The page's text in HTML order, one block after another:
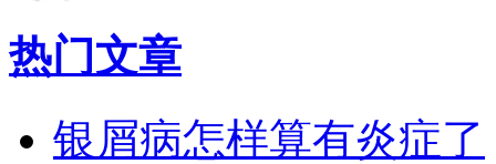
热门文章
银屑病怎样算有炎症了